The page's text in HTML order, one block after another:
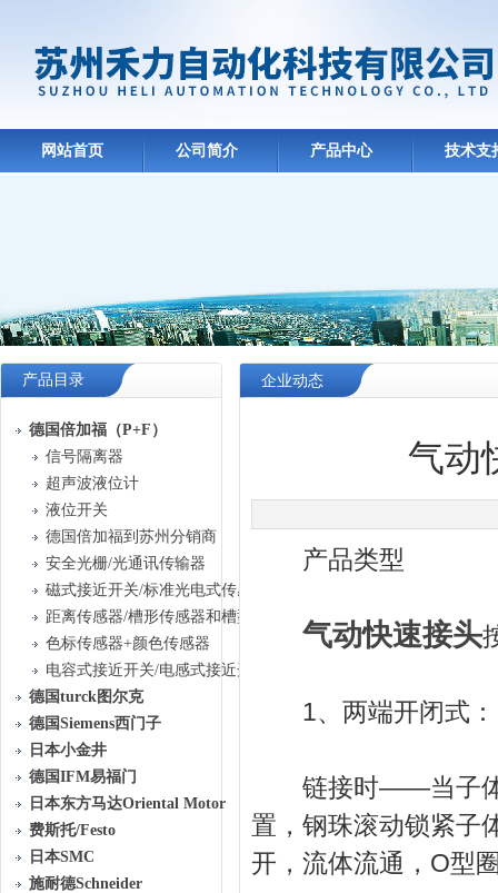
网站首页 公司简介 产品中心 技术支
产品目录
德国倍加福（P+F）
信号隔离器
超声波液位计
液位开关
德国倍加福到苏州分销商
安全光栅/光通讯传输器
磁式接近开关/标准光电式传感器
距离传感器/槽形传感器和槽型光栅传感器
色标传感器+颜色传感器
电容式接近开关/电感式接近开关
德国turck图尔克
德国Siemens西门子
日本小金井
德国IFM易福门
日本东方马达Oriental Motor
费斯托/Festo
日本SMC
施耐德Schneider
企业动态
气动
产品类型
气动快速接头
1、两端开闭式：
链接时——当子体
置，钢珠滚动锁紧子
开，流体流通，O型